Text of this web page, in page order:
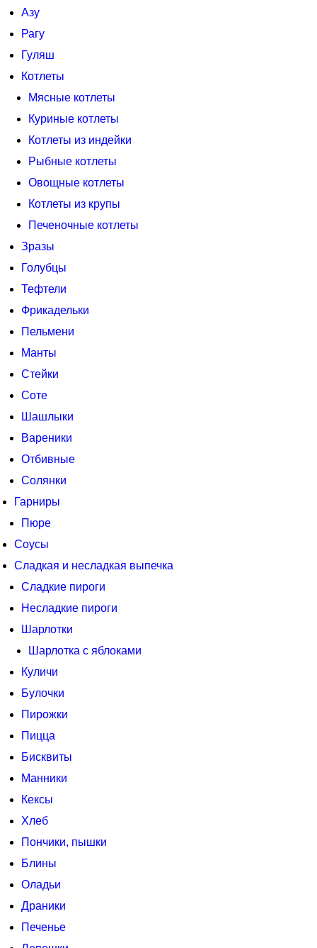
Азу
Рагу
Гуляш
Котлеты
Мясные котлеты
Куриные котлеты
Котлеты из индейки
Рыбные котлеты
Овощные котлеты
Котлеты из крупы
Печеночные котлеты
Зразы
Голубцы
Тефтели
Фрикадельки
Пельмени
Манты
Стейки
Соте
Шашлыки
Вареники
Отбивные
Солянки
Гарниры
Пюре
Соусы
Сладкая и несладкая выпечка
Сладкие пироги
Несладкие пироги
Шарлотки
Шарлотка с яблоками
Куличи
Булочки
Пирожки
Пицца
Бисквиты
Манники
Кексы
Хлеб
Пончики, пышки
Блины
Оладьи
Драники
Печенье